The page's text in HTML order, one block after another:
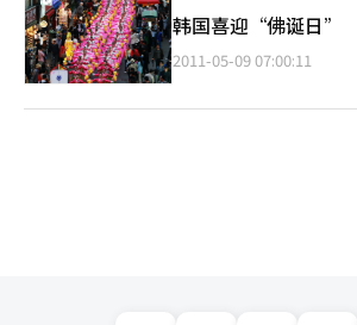
韩国喜迎“佛诞日”
2011-05-09 07:00:11